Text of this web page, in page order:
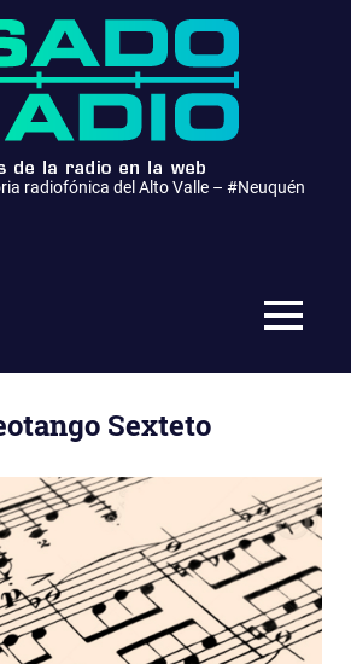
radiofónica del Alto Valle – #Neuquén
MENÚ
Sexteto